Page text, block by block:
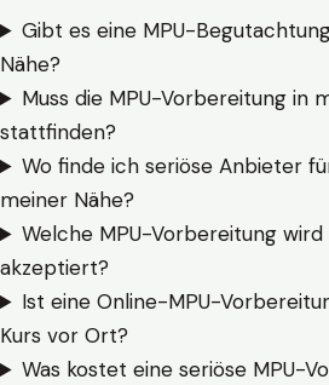
Gibt es eine MPU-
Nähe?
Muss die MPU-Vorbereitung in
stattfinden?
Wo finde ich seriöse Anbieter
meiner Nähe?
Welche MPU-Vorbereitung
akzeptiert?
Ist eine Online-MPU-
Kurs vor Ort?
Was kostet eine seriöse MPU-